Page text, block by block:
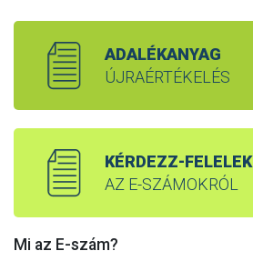
ADALÉKANYAG
ÚJRAÉRTÉKELÉS
KÉRDEZZ-FELELEK
AZ E-SZÁMOKRÓL
Mi az E-szám?